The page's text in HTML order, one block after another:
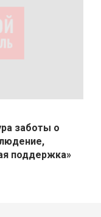
заботы о
поддержка»